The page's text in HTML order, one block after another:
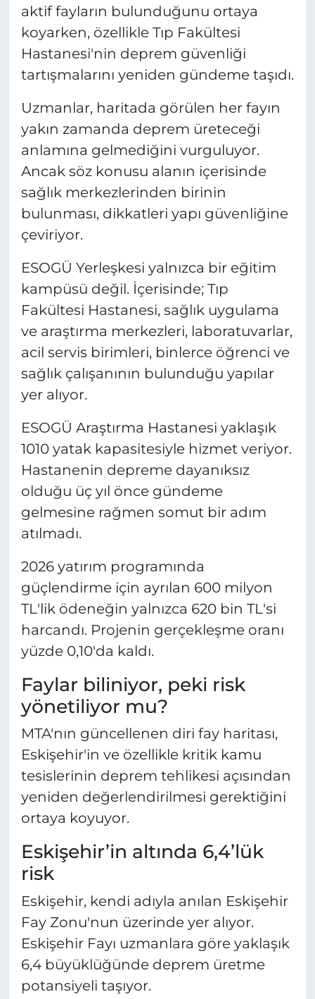
aktif fayların bulunduğunu ortaya
koyarken, özellikle Tıp Fakültesi
Hastanesi'nin deprem güvenliği
tartışmalarını yeniden gündeme taşıdı.
Uzmanlar, haritada görülen her fayın
yakın zamanda deprem üreteceği
anlamına gelmediğini vurguluyor.
Ancak söz konusu alanın içerisinde
sağlık merkezlerinden birinin
bulunması, dikkatleri yapı güvenliğine
çeviriyor.
ESOGÜ Yerleşkesi yalnızca bir eğitim
kampüsü değil. İçerisinde; Tıp
Fakültesi Hastanesi, sağlık uygulama
ve araştırma merkezleri, laboratuvarlar,
acil servis birimleri, binlerce öğrenci ve
sağlık çalışanının bulunduğu yapılar
yer alıyor.
ESOGÜ Araştırma Hastanesi yaklaşık
1010 yatak kapasitesiyle hizmet veriyor.
Hastanenin depreme dayanıksız
olduğu üç yıl önce gündeme
gelmesine rağmen somut bir adım
atılmadı.
2026 yatırım programında
güçlendirme için ayrılan 600 milyon
TL'lik ödeneğin yalnızca 620 bin TL'si
harcandı. Projenin gerçekleşme oranı
yüzde 0,10'da kaldı.
Faylar biliniyor, peki risk
yönetiliyor mu?
MTA'nın güncellenen diri fay haritası,
Eskişehir'in ve özellikle kritik kamu
tesislerinin deprem tehlikesi açısından
yeniden değerlendirilmesi gerektiğini
ortaya koyuyor.
Eskişehir’in altında 6,4’lük
risk
Eskişehir, kendi adıyla anılan Eskişehir
Fay Zonu'nun üzerinde yer alıyor.
Eskişehir Fayı uzmanlara göre yaklaşık
6,4 büyüklüğünde deprem üretme
potansiyeli taşıyor.